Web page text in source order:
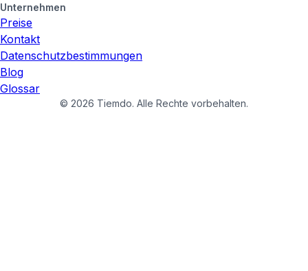
Unternehmen
Preise
Kontakt
Datenschutzbestimmungen
Blog
Glossar
© 2026 Tiemdo. Alle Rechte vorbehalten.